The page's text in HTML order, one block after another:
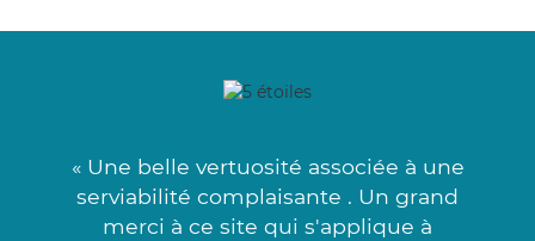
« Une belle vertuosité associée à une
serviabilité complaisante . Un grand
merci à ce site qui s'applique à